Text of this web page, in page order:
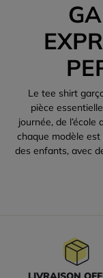
Le tee shirt
pièce
journée, de
chaque modèle est
des enfants, avec